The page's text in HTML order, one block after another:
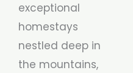
exceptional
homestays
nestled deep in
the mountains,